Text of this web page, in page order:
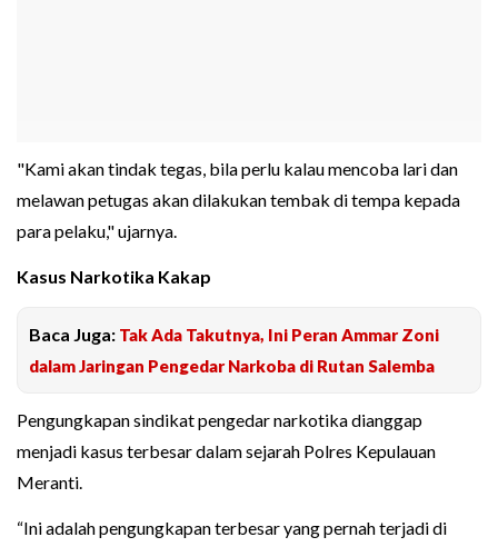
"Kami akan tindak tegas, bila perlu kalau mencoba lari dan
melawan petugas akan dilakukan tembak di tempa kepada
para pelaku," ujarnya.
Kasus Narkotika Kakap
Baca Juga: Tak Ada Takutnya, Ini Peran Ammar Zoni
dalam Jaringan Pengedar Narkoba di Rutan Salemba
Pengungkapan sindikat pengedar narkotika dianggap
menjadi kasus terbesar dalam sejarah Polres Kepulauan
Meranti.
“Ini adalah pengungkapan terbesar yang pernah terjadi di